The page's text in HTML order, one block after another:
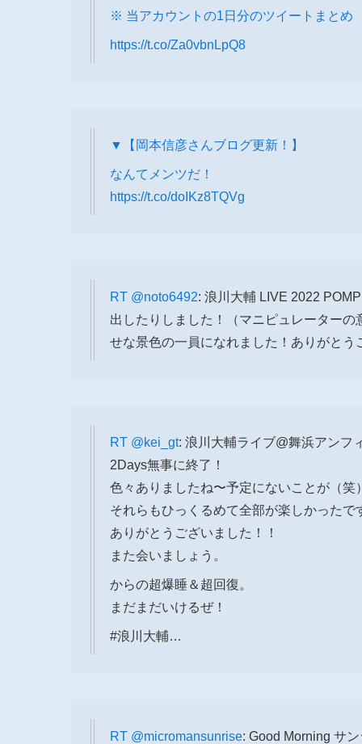
※ 当アカウントの1日分のツイートまとめ
https://t.co/Za0vbnLpQ8
▼【岡本信彦さんブログ更新！】
なんてメンツだ！
https://t.co/doIKz8TQVg
RT @noto6492: 浪川大輔 LIVE 2022
出したりしました！（マニピュレーター
せな景色の一員になれました！ありがと
RT @kei_gt: 浪川大輔ライブ@舞浜アンフ
2Days無事に終了！
色々ありましたね〜予定にないことが（笑）
それらもひっくるめて全部が楽しかったで
ありがとうございました！！
また会いましょう。
からの超爆睡＆超回復。
まだまだいけるぜ！
#浪川大輔…
RT @micromansunrise: Good Morning サ